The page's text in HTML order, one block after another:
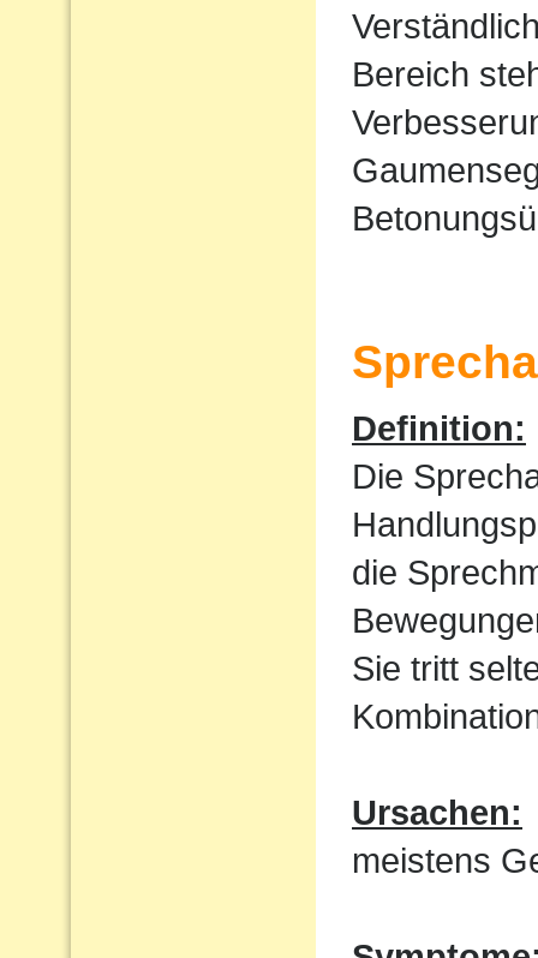
Bereich
Definition:
Die
die
Sie tritt
Ursachen:
meistens